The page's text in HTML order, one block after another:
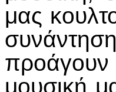
μας
προάγουν
μουσική